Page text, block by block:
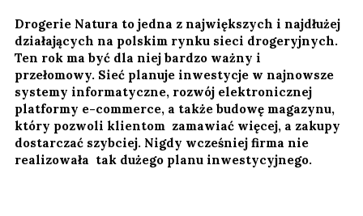
Drogerie Natura to jedna z największych i najdłużej
działających na polskim rynku sieci drogeryjnych.
Ten rok ma być dla niej bardzo ważny i
przełomowy. Sieć planuje inwestycje w najnowsze
systemy informatyczne, rozwój elektronicznej
platformy e-commerce, a także budowę magazynu,
który pozwoli klientom zamawiać więcej, a zakupy
dostarczać szybciej. Nigdy wcześniej firma nie
realizowała tak dużego planu inwestycyjnego.